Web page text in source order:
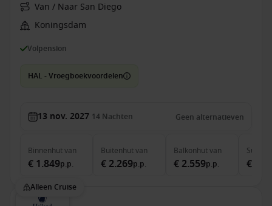
Van / Naar San Diego
Koningsdam
Volpension
HAL - Vroegboekvoordelen
13 nov. 2027 14 Nachten Geen alternatieven
Binnenhutvan
€ 1.849p.p.
Buitenhutvan
€ 2.269p.p.
Balkonhutvan
€ 2.559p.p.
Suite
€
Alleen Cruise